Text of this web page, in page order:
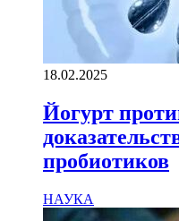
18.02.2025
Йогурт
пробиотиков
НАУКА